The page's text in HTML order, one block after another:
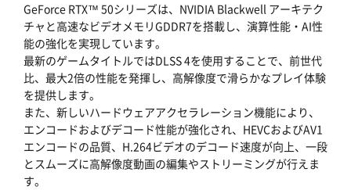
GeForce RTX™ 50シリーズは、NVIDIA Blackwell アーキテク
チャと高速なビデオメモリGDDR7を搭載し、演算性能・AI性
能の強化を実現しています。
最新のゲームタイトルではDLSS 4を使用することで、前世代
比、最大2倍の性能を発揮し、高解像度で滑らかなプレイ体験
を提供します。
また、新しいハードウェアアクセラレーション機能により、
エンコードおよびデコード性能が強化され、HEVCおよびAV1
エンコードの品質、H.264ビデオのデコード速度が向上、一段
とスムーズに高解像度動画の編集やストリーミングが行えま
す。